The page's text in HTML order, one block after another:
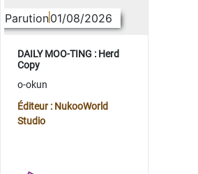
Parution01/08/2026
DAILY MOO-TING : Herd
Copy
o-okun
Éditeur : NukooWorld
Studio